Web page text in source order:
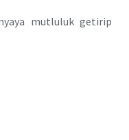
mutluluk getirip